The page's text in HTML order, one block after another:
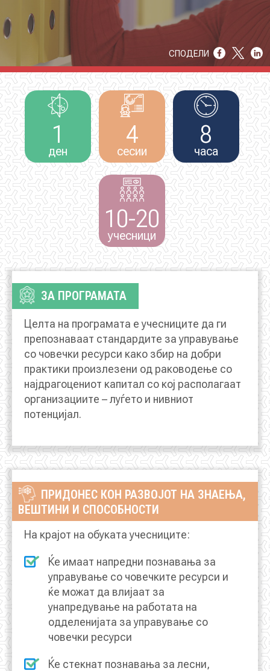
НОВОСТИ
ИСТРАЖУВАЊА
ПРОЕКТИ
УСЛУГИ
КАТАЛОГ НА УСЛУГИ
ПОВИЦИ
АКТУЕЛНИ ПОВИЦИ
АРХИВА
ИНИЦИЈАТИВИ
ПОСТАПКА
ПОДНЕСИ ИНИЦИЈАТИВА
МУЛТИМЕДИЈА
ГАЛЕРИЈА
ВИДЕО
КОНТАКТ
МК
СПОДЕЛИ
1
ден
4
сесии
8
часа
10-20
учесници
ЗА ПРОГРАМАТА
Целта на програмата е учесниците да ги
препознаваат стандардите за управување
со човечки ресурси како збир на добри
практики произлезени од раководење со
најдрагоцениот капитал со кој располагаат
организациите – луѓето и нивниот
потенцијал.
ПРИДОНЕС КОН РАЗВОЈОТ НА ЗНАЕЊА,
ВЕШТИНИ И СПОСОБНОСТИ
На крајот на обуката учесниците:
Ќе имаат напредни познавања за
управување со човечките ресурси и
ќе можат да влијаат за
унапредување на работата на
одделенијата за управување со
човечки ресурси
Ќе стекнат познавања за лесни,